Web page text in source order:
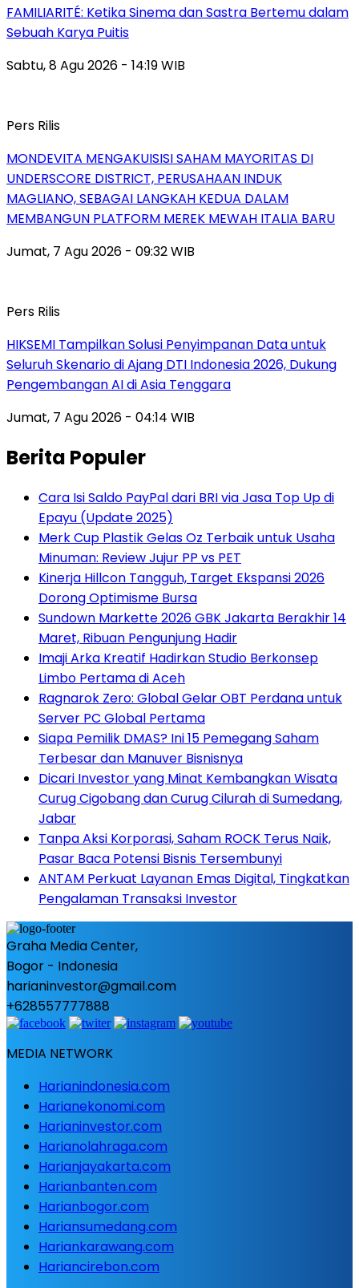
FAMILIARITÉ: Ketika Sinema dan Sastra Bertemu dalam
Sebuah Karya Puitis
Sabtu, 8 Agu 2026 - 14:19 WIB
Pers Rilis
MONDEVITA MENGAKUISISI SAHAM MAYORITAS DI
UNDERSCORE DISTRICT, PERUSAHAAN INDUK
MAGLIANO, SEBAGAI LANGKAH KEDUA DALAM
MEMBANGUN PLATFORM MEREK MEWAH ITALIA BARU
Jumat, 7 Agu 2026 - 09:32 WIB
Pers Rilis
HIKSEMI Tampilkan Solusi Penyimpanan Data untuk
Seluruh Skenario di Ajang DTI Indonesia 2026, Dukung
Pengembangan AI di Asia Tenggara
Jumat, 7 Agu 2026 - 04:14 WIB
Berita Populer
Cara Isi Saldo PayPal dari BRI via Jasa Top Up di
Epayu (Update 2025)
Merk Cup Plastik Gelas Oz Terbaik untuk Usaha
Minuman: Review Jujur PP vs PET
Kinerja Hillcon Tangguh, Target Ekspansi 2026
Dorong Optimisme Bursa
Sundown Markette 2026 GBK Jakarta Berakhir 14
Maret, Ribuan Pengunjung Hadir
Imaji Arka Kreatif Hadirkan Studio Berkonsep
Limbo Pertama di Aceh
Ragnarok Zero: Global Gelar OBT Perdana untuk
Server PC Global Pertama
Siapa Pemilik DMAS? Ini 15 Pemegang Saham
Terbesar dan Manuver Bisnisnya
Dicari Investor yang Minat Kembangkan Wisata
Curug Cigobang dan Curug Cilurah di Sumedang,
Jabar
Tanpa Aksi Korporasi, Saham ROCK Terus Naik,
Pasar Baca Potensi Bisnis Tersembunyi
ANTAM Perkuat Layanan Emas Digital, Tingkatkan
Pengalaman Transaksi Investor
Graha Media Center,
Bogor - Indonesia
harianinvestor@gmail.com
+628557777888
MEDIA NETWORK
Harianindonesia.com
Harianekonomi.com
Harianinvestor.com
Harianolahraga.com
Harianjayakarta.com
Harianbanten.com
Harianbogor.com
Hariansumedang.com
Hariankarawang.com
Hariancirebon.com